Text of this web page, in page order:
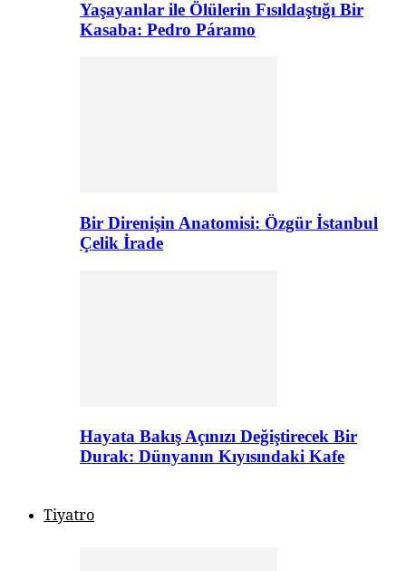
Yaşayanlar ile Ölülerin Fısıldaştığı Bir
Kasaba: Pedro Páramo
Bir Direnişin Anatomisi: Özgür İstanbul
Çelik İrade
Hayata Bakış Açınızı Değiştirecek Bir
Durak: Dünyanın Kıyısındaki Kafe
Tiyatro